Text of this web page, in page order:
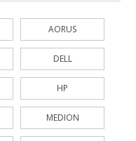
AORUS
DELL
HP
MEDION